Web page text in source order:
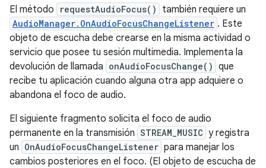
El método
requestAudioFocus() también requiere un
AudioManager.OnAudioFocusChangeListener . Este
objeto de escucha debe crearse en la misma actividad o
servicio que posee tu sesión multimedia. Implementa la
devolución de llamada onAudioFocusChange() que
recibe tu aplicación cuando alguna otra app adquiere o
abandona el foco de audio.
El siguiente fragmento solicita el foco de audio
permanente en la transmisión STREAM_MUSIC y registra
un OnAudioFocusChangeListener para manejar los
cambios posteriores en el foco. (El objeto de escucha de